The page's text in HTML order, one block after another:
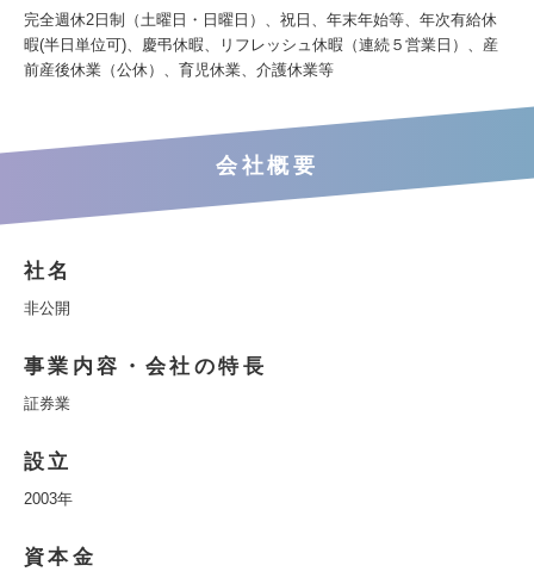
完全週休2日制（土曜日・日曜日）、祝日、年末年始等、年次有給休
暇(半日単位可)、慶弔休暇、リフレッシュ休暇（連続５営業日）、産
前産後休業（公休）、育児休業、介護休業等
会社概要
社名
非公開
事業内容・会社の特長
証券業
設立
2003年
資本金